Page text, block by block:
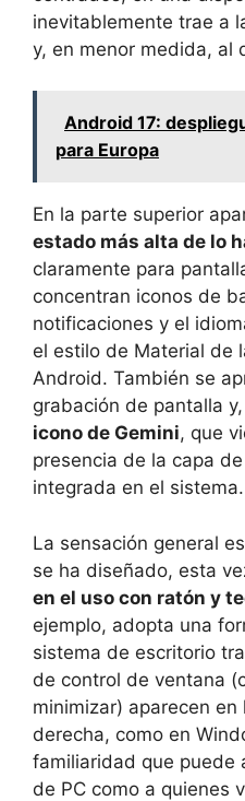
inevitablemente trae a
y, en menor medida, al
Android 17:
para Europa
En la parte superior
estado más alta de lo
claramente para
concentran iconos de
notificaciones y el
el estilo de Material de
Android. También se
grabación de pantalla
icono de Gemini, que
presencia de la capa
integrada en el sistema.
La sensación general
se ha diseñado, esta
en el uso con ratón y
ejemplo, adopta una
sistema de escritorio
de control de ventana
minimizar) aparecen
derecha, como en
familiaridad que puede
de PC como a quienes